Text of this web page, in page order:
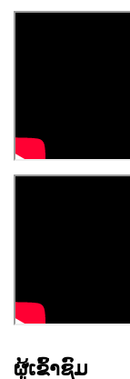
ຜູ້ເຂົ້າຊົມ